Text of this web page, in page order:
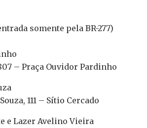
somente pela BR-277)
– Praça Ouvidor Pardinho
111 – Sítio Cercado
e Lazer Avelino Vieira